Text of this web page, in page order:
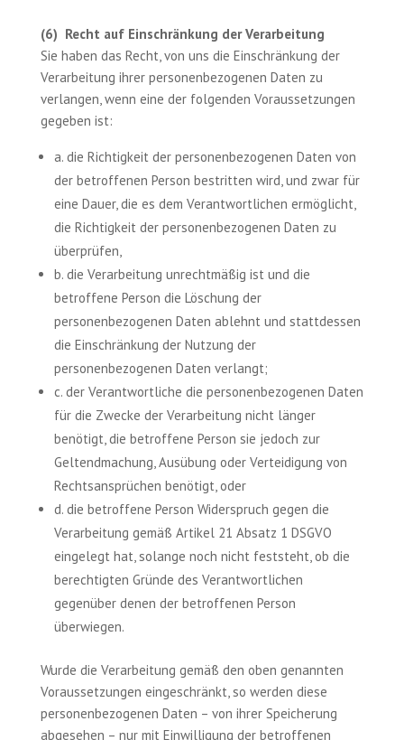
(6) Recht auf Einschränkung der Verarbeitung
Sie haben das Recht, von uns die Einschränkung der
Verarbeitung ihrer personenbezogenen Daten zu
verlangen, wenn eine der folgenden Voraussetzungen
gegeben ist:
a. die Richtigkeit der personenbezogenen Daten von
der betroffenen Person bestritten wird, und zwar für
eine Dauer, die es dem Verantwortlichen ermöglicht,
die Richtigkeit der personenbezogenen Daten zu
überprüfen,
b. die Verarbeitung unrechtmäßig ist und die
betroffene Person die Löschung der
personenbezogenen Daten ablehnt und stattdessen
die Einschränkung der Nutzung der
personenbezogenen Daten verlangt;
c. der Verantwortliche die personenbezogenen Daten
für die Zwecke der Verarbeitung nicht länger
benötigt, die betroffene Person sie jedoch zur
Geltendmachung, Ausübung oder Verteidigung von
Rechtsansprüchen benötigt, oder
d. die betroffene Person Widerspruch gegen die
Verarbeitung gemäß Artikel 21 Absatz 1 DSGVO
eingelegt hat, solange noch nicht feststeht, ob die
berechtigten Gründe des Verantwortlichen
gegenüber denen der betroffenen Person
überwiegen.
Wurde die Verarbeitung gemäß den oben genannten
Voraussetzungen eingeschränkt, so werden diese
personenbezogenen Daten – von ihrer Speicherung
abgesehen – nur mit Einwilligung der betroffenen